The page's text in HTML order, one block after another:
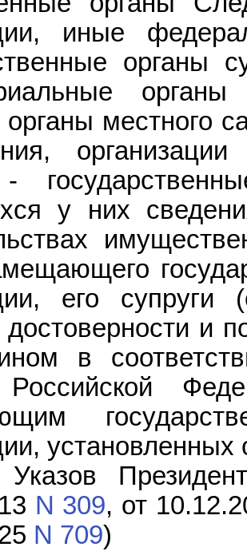
иные
органы
органы местного
у них
его супруги
и
в
Российской
установленных
N 309, от
N 709)